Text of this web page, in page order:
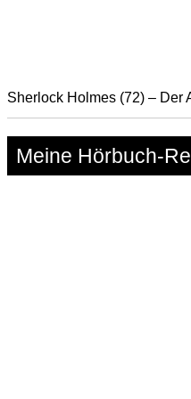
Sherlock Holmes (72) – Der
Meine Hörbuch-